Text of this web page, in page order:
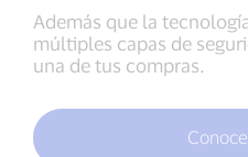
Además que la
múltiples capas de
una de tus compras.